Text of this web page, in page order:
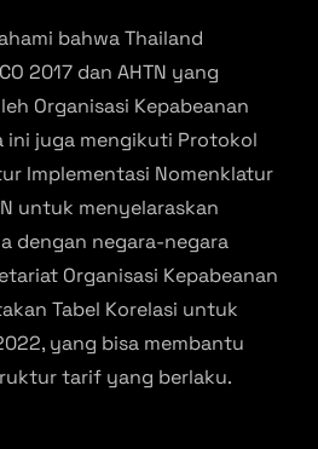
bahwa Thailand
2017 dan AHTN yang
Organisasi Kepabeanan
ini juga mengikuti Protokol
Implementasi Nomenklatur
untuk menyelaraskan
dengan negara-negara
Organisasi Kepabeanan
Tabel Korelasi untuk
yang bisa membantu
tarif yang berlaku​.